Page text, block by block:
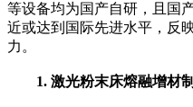
等设备均为国产自研，且国
近或达到国际先进水平，反
力。
1. 激光粉末床熔融增材